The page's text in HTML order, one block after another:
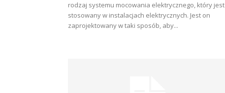
rodzaj systemu mocowania elektrycznego, który jest
stosowany w instalacjach elektrycznych. Jest on
zaprojektowany w taki sposób, aby...